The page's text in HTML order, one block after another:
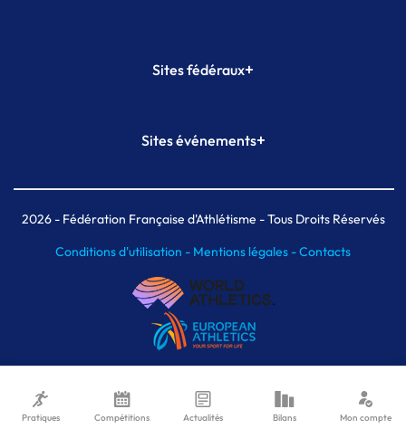
Sites fédéraux+
Plateforme Formation
Sites événements+
Meeting de Paris indoor
MAIF Ekiden de Paris
2026- Fédération Française d'Athlétisme - Tous Droits Réservés
Conditions d'utilisation - Mentions légales -Contacts
Pratiques Compétitions Actualités Bilans Mon compte